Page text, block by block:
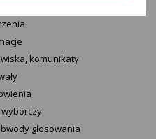
komunikaty
głosowania